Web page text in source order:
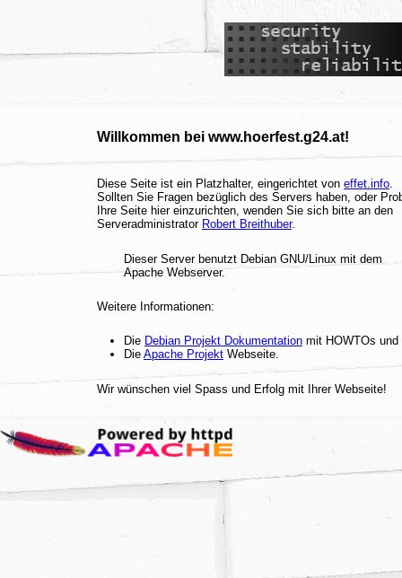
Willkommen bei www.hoerfest.g24.at!
Diese Seite ist ein Platzhalter, eingerichtet von effet.info.
Sollten Sie Fragen bezüglich des Servers haben, oder
Ihre Seite hier einzurichten, wenden Sie sich bitte an den
Serveradministrator Robert Breithuber.
Dieser Server benutzt Debian GNU/Linux mit dem
Apache Webserver.
Weitere Informationen:
Die Debian Projekt Dokumentation mit HOWTOs und
Die Apache Projekt Webseite.
Wir wünschen viel Spass und Erfolg mit Ihrer Webseite!